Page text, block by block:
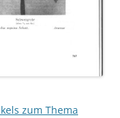
zum Thema